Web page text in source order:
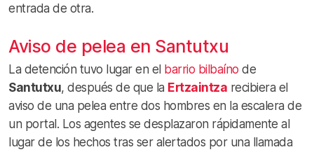
entrada de otra.
Aviso de pelea en Santutxu
La detención tuvo lugar en el barrio bilbaíno de
Santutxu, después de que la Ertzaintza recibiera el
aviso de una pelea entre dos hombres en la escalera de
un portal. Los agentes se desplazaron rápidamente al
lugar de los hechos tras ser alertados por una llamada